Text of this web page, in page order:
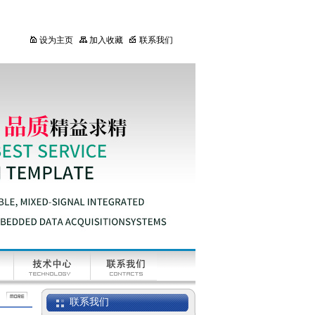
设为主页 加入收藏 联系我们
联系我们